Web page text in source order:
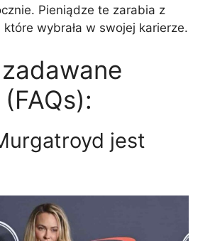
Pieniądze te zarabia z
które wybrała w swojej karierze.
jest